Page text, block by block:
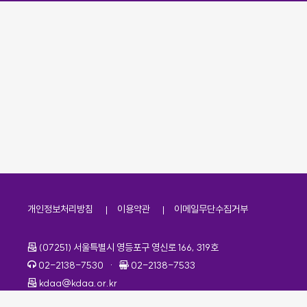
개인정보처리방침 이용약관 이메일무단수집거부
주소
(07251) 서울특별시 영등포구 영신로 166, 319호
전화번호
02-2138-7530 · 팩스번호
02-2138-7533
이메일
kdaa@kdaa.or.kr